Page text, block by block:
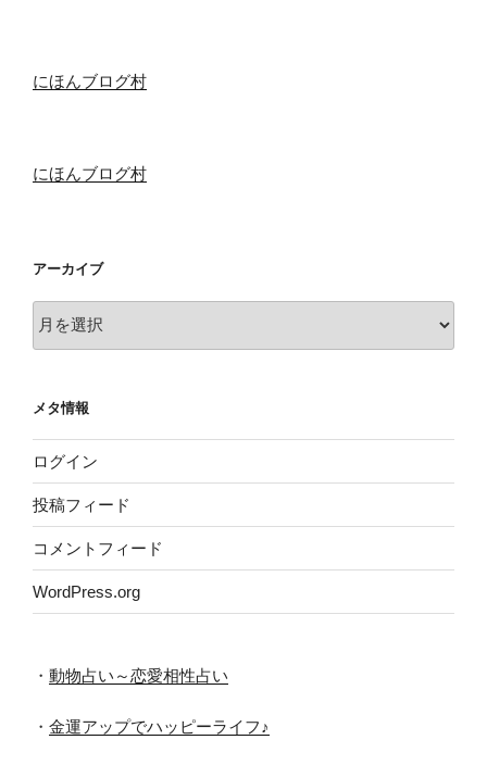
にほんブログ村
にほんブログ村
アーカイブ
ー
ブ
メタ情報
ログイン
投稿フィード
コメントフィード
WordPress.org
・ 動物占い～恋愛相性占い
・ 金運アップでハッピーライフ♪